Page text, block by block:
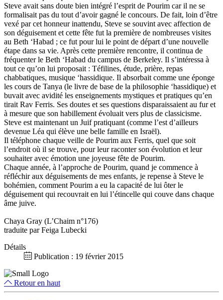
Steve avait sans doute bien intégré l’esprit de Pourim car il ne se
formalisait pas du tout d’avoir gagné le concours. De fait, loin d’être
vexé par cet honneur inattendu, Steve se souvint avec affection de
son déguisement et cette fête fut la première de nombreuses visites
au Beth ‘Habad ; ce fut pour lui le point de départ d’une nouvelle
étape dans sa vie. Après cette première rencontre, il continua de
fréquenter le Beth ‘Habad du campus de Berkeley. Il s’intéressa à
tout ce qu’on lui proposait : Téfilines, étude, prière, repas
chabbatiques, musique ‘hassidique. Il absorbait comme une éponge
les cours de Tanya (le livre de base de la philosophie ‘hassidique) et
buvait avec avidité les enseignements mystiques et pratiques qu’en
tirait Rav Ferris. Ses doutes et ses questions disparaissaient au fur et
à mesure que son habillement évoluait vers plus de classicisme.
Steve est maintenant un Juif pratiquant (comme l’est d’ailleurs
devenue Léa qui élève une belle famille en Israël).
Il téléphone chaque veille de Pourim aux Ferris, quel que soit
l’endroit où il se trouve, pour leur raconter son évolution et leur
souhaiter avec émotion une joyeuse fête de Pourim.
Chaque année, à l’approche de Pourim, quand je commence à
réfléchir aux déguisements de mes enfants, je repense à Steve le
bohémien, comment Pourim a eu la capacité de lui ôter le
déguisement qui recouvrait en lui l’étincelle qui couve dans chaque
âme juive.
Chaya Gray (L’Chaim n°176)
traduite par Feiga Lubecki
Détails
Publication : 19 février 2015
Retour en haut